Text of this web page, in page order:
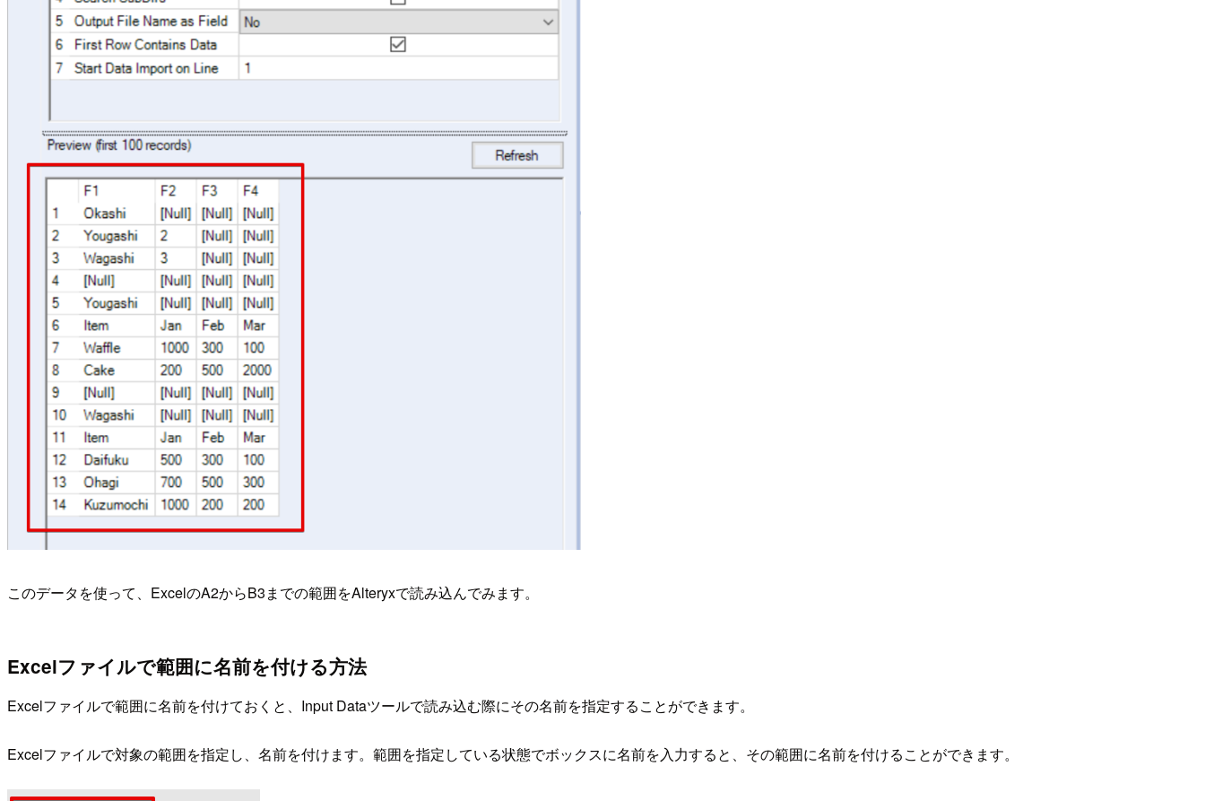
このデータを使って、ExcelのA2からB3までの範囲をAlteryxで読み込んでみます。
Excelファイルで範囲に名前を付ける方法
Excelファイルで範囲に名前を付けておくと、Input Dataツールで読み込む際にその名前を指定することができます。
Excelファイルで対象の範囲を指定し、名前を付けます。範囲を指定している状態でボックスに名前を入力すると、その範囲に名前を付けることができます。